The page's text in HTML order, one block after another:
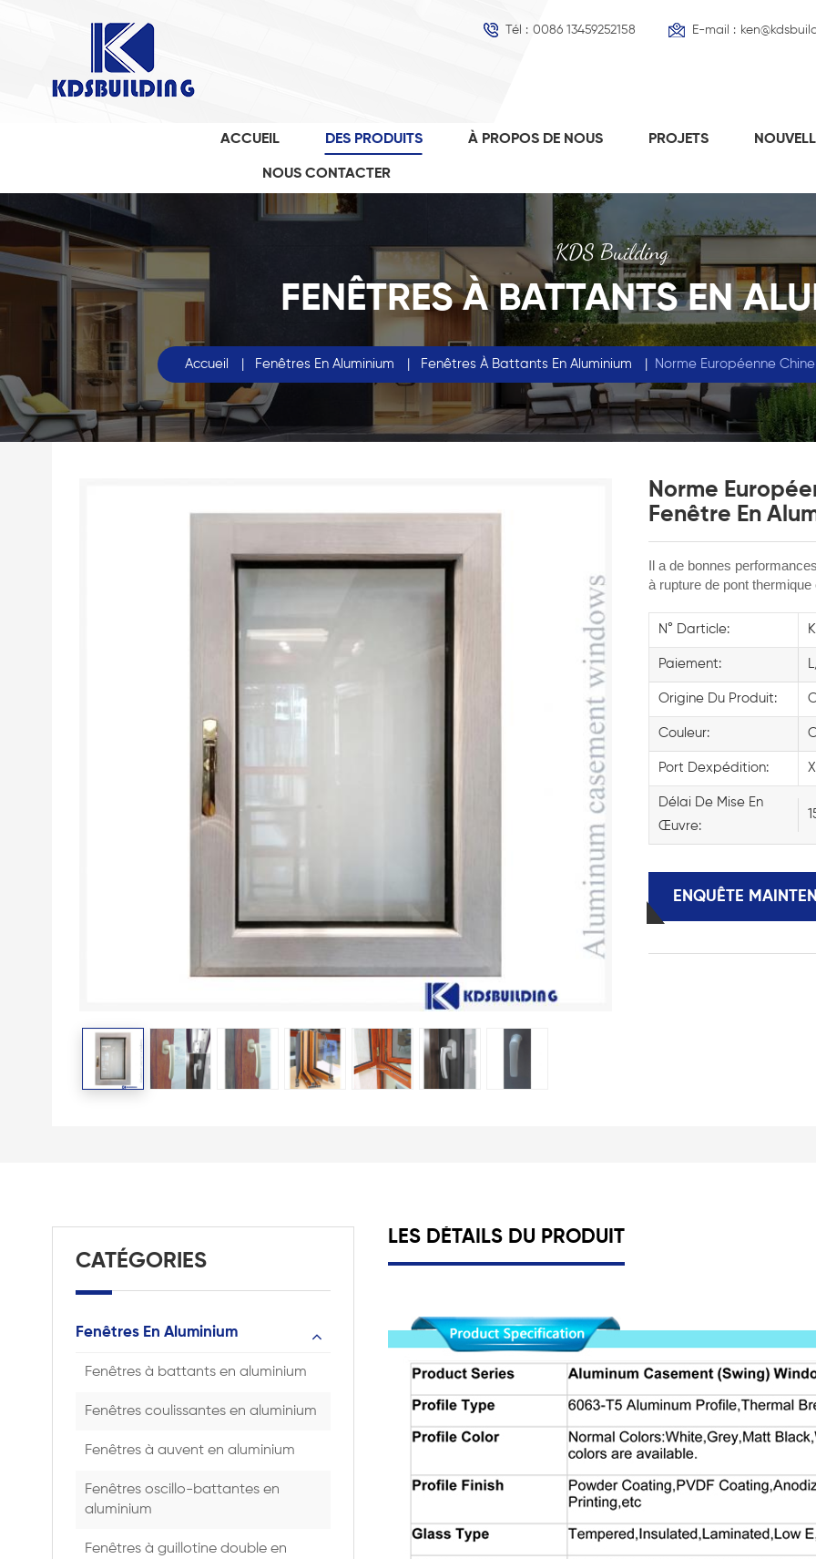
Tél : 0086 13459252158 E-mail :
ACCUEIL DES PRODUITS À PROPOS DE NOUS PROJETS
NOUS CONTACTER
KDS Building
FENÊTRES À BATTANTS EN
Accueil | Fenêtres En Aluminium | Fenêtres À Battants En Aluminium | Norme Européenne
Norme
Fenêtre En
Il a de bonnes
à rupture de pont
N° Darticle:
Paiement:
Origine Du Produit:
Couleur:
Port Dexpédition:
Délai De Mise En
Œuvre:
ENQUÊTE
LES DÉTAILS DU PRODUIT
CATÉGORIES
Fenêtres En Aluminium
Fenêtres à battants en aluminium
Fenêtres coulissantes en aluminium
Fenêtres à auvent en aluminium
Fenêtres oscillo-battantes en
aluminium
Fenêtres à guillotine double en